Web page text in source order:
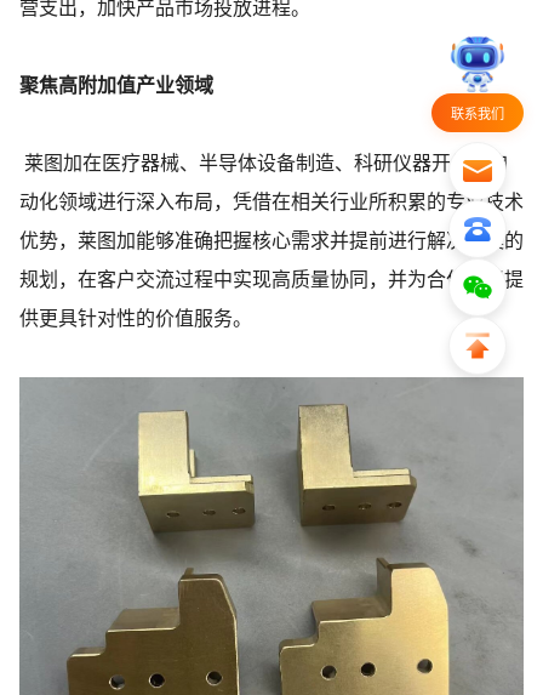
营支出，加快产品市场投放进程。
聚焦高附加值产业领域
莱图加在医疗器械、半导体设备制造、科研仪器开发和自
动化领域进行深入布局，凭借在相关行业所积累的专业技术
优势，莱图加能够准确把握核心需求并提前进行解决方案的
规划，在客户交流过程中实现高质量协同，并为合作伙伴提
供更具针对性的价值服务。
联系我们